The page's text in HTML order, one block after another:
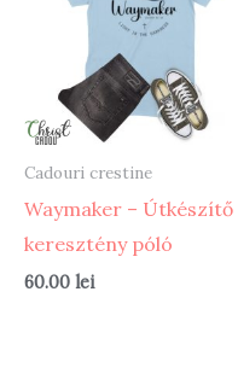
Cadouri crestine
Waymaker – Útkészítő
keresztény póló
60.00 lei